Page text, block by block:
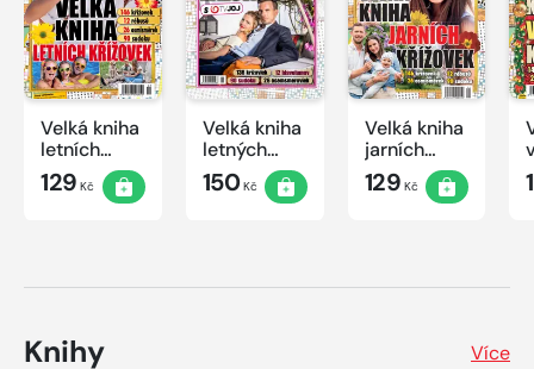
Velká kniha
letních
křížovek
2026
129 Kč
Velká kniha
letných
krížoviek s
TV JOJ
150Kč
Velká kniha
jarních
křížovek
2026
129 Kč
Knihy Více